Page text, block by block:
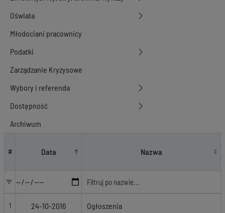
Oświata
Młodociani pracownicy
Podatki
Zarządzanie Kryzysowe
Wybory i referenda
Dostępność
Archiwum
# Data Nazwa
1 24-10-2016 Ogłoszenia